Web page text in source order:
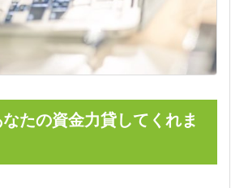
たの資金力貸してくれま